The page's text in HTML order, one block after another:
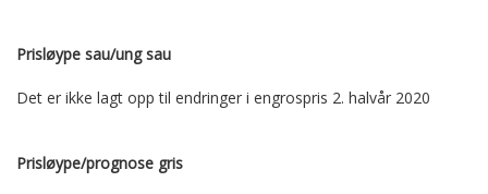
Prisløype sau/ung sau
Det er ikke lagt opp til endringer i engrospris 2. halvår 2020
Prisløype/prognose gris